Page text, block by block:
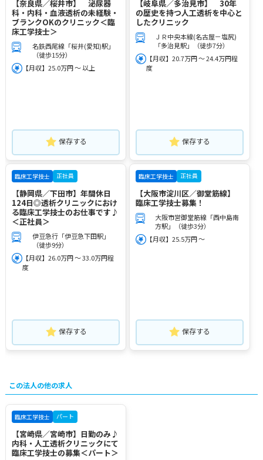
【奈良県／桜井市】 泌尿器
科・内科・血液透析の未経験・
ブランクOKのクリニック＜臨
床工学技士＞
名鉄西尾線「桜井(愛知)駅」
（徒歩15分）
【月収】25.0万円 ～ 以上
保存する
【岐阜県／多治見市】 30年
の歴史を持つ人工透析を中心と
したクリニック
ＪＲ中央本線(名古屋－塩尻)
「多治見駅」（徒歩7分）
【月収】20.7万円 ～ 24.4万円程
度
保存する
臨床工学技士 正社員
【静岡県／下田市】年間休日
124日◎透析クリニックにおけ
る臨床工学技士のお仕事です♪
＜正社員＞
伊豆急行「伊豆急下田駅」
（徒歩9分）
【月収】26.0万円 ～ 33.0万円程
度
保存する
臨床工学技士 正社員
【大阪市淀川区／御堂筋線】
臨床工学技士募集！
大阪市営御堂筋線「西中島南
方駅」（徒歩3分）
【月収】25.5万円 ～
保存する
この法人の他の求人
臨床工学技士 パート
【宮崎県／宮崎市】日勤のみ♪
内科・人工透析クリニックにて
臨床工学技士の募集＜パート＞